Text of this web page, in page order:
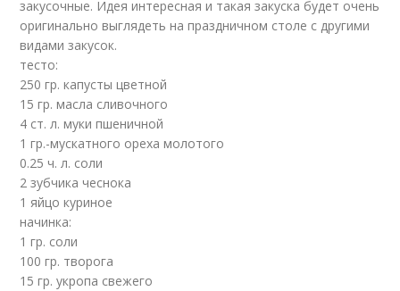
закусочные. Идея интересная и такая закуска будет очень
оригинально выглядеть на праздничном столе с другими
видами закусок.
тесто:
250 гр. капусты цветной
15 гр. масла сливочного
4 ст. л. муки пшеничной
1 гр.-мускатного ореха молотого
0.25 ч. л. соли
2 зубчика чеснока
1 яйцо куриное
начинка:
1 гр. соли
100 гр. творога
15 гр. укропa свежего